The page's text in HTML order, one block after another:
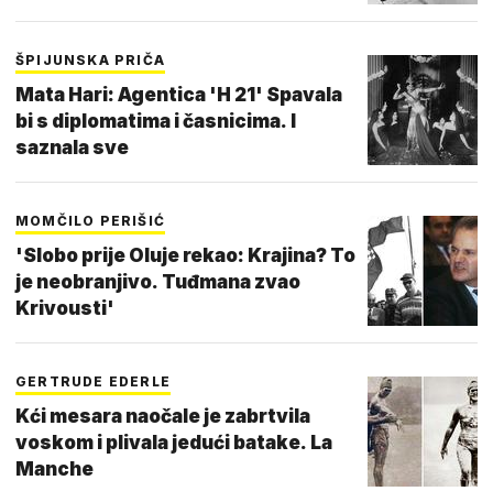
ŠPIJUNSKA PRIČA
Mata Hari: Agentica 'H 21' Spavala
bi s diplomatima i časnicima. I
saznala sve
MOMČILO PERIŠIĆ
'Slobo prije Oluje rekao: Krajina? To
je neobranjivo. Tuđmana zvao
Krivousti'
GERTRUDE EDERLE
Kći mesara naočale je zabrtvila
voskom i plivala jedući batake. La
Manche